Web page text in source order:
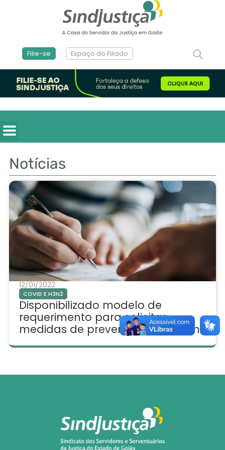
Filie-se Espaço do Filiado
Notícias
12/01/2022
COVID E H3N2
Disponibilizado modelo de
requerimento para solicitar
medidas de prevenção nos fóruns